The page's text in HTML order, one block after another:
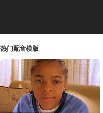
热门配音模版